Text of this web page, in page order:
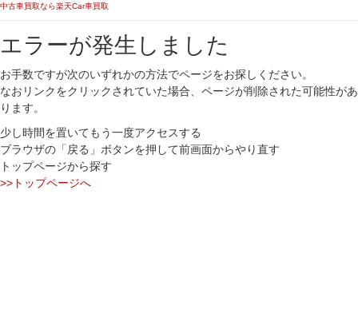
中古車買取なら楽天Car車買取
エラーが発生しました
お手数ですが次のいずれかの方法でページをお探しください。
なおリンクをクリックされていた場合、ページが削除された可能性があ
ります。
少し時間を置いてもう一度アクセスする
ブラウザの「戻る」ボタンを押して前画面からやり直す
トップページから探す
>>トップページへ